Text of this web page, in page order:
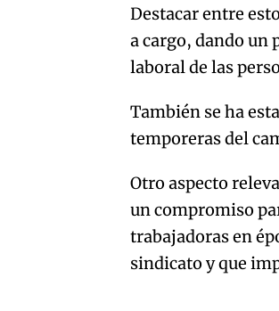
Destacar entre
a cargo, dando un
laboral de las
También se ha
temporeras del
Otro aspecto
un compromiso
trabajadoras en
sindicato y que